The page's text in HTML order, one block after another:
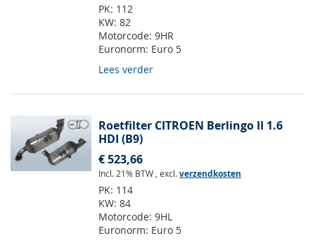
PK: 112
KW: 82
Motorcode: 9HR
Euronorm: Euro 5
Lees verder
Roetfilter CITROEN Berlingo II 1.6
HDI (B9)
€ 523,66
Incl. 21% BTW , excl.verzendkosten
PK: 114
KW: 84
Motorcode: 9HL
Euronorm: Euro 5